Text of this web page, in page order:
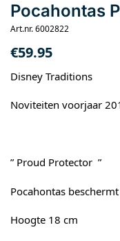
Pocahontas
Art.nr. 6002822
€59.95
Disney Traditions
Noviteiten voorjaar
” Proud Protector ”
Pocahontas
Hoogte 18 cm